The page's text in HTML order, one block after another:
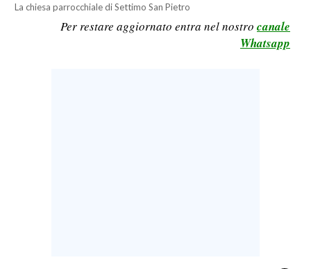
RISULTATI E CLASSIFICHE
La chiesa parrocchiale di Settimo San Pietro
Per restare aggiornato entra nel nostro canale
Whatsapp